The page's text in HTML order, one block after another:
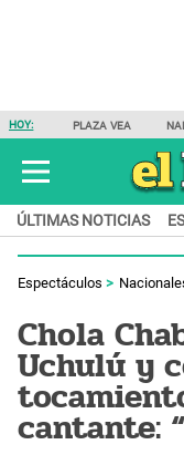
HOY: PLAZA VEA
ÚLTIMAS NOTICIAS
Espectáculos
Chola
Uchulú y
cantante: